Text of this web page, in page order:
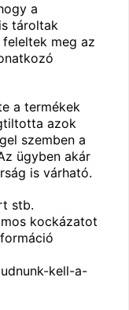
a
tároltak
meg az
a termékek
azok
szemben a
ügyben akár
is várható.
stb.
kockázatot
kell-a-